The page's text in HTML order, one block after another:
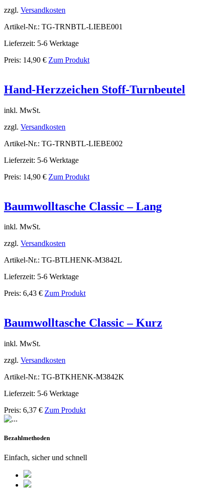
zzgl. Versandkosten
Artikel-Nr.: TG-TRNBTL-LIEBE001
Lieferzeit: 5-6 Werktage
Preis: 14,90 € Zum Produkt
Hand-Herzzeichen Stoff-Turnbeutel
inkl. MwSt.
zzgl. Versandkosten
Artikel-Nr.: TG-TRNBTL-LIEBE002
Lieferzeit: 5-6 Werktage
Preis: 14,90 € Zum Produkt
Baumwolltasche Classic – Lang
inkl. MwSt.
zzgl. Versandkosten
Artikel-Nr.: TG-BTLHENK-M3842L
Lieferzeit: 5-6 Werktage
Preis: 6,43 € Zum Produkt
Baumwolltasche Classic – Kurz
inkl. MwSt.
zzgl. Versandkosten
Artikel-Nr.: TG-BTKHENK-M3842K
Lieferzeit: 5-6 Werktage
Preis: 6,37 € Zum Produkt
Bezahlmethoden
Einfach, sicher und schnell